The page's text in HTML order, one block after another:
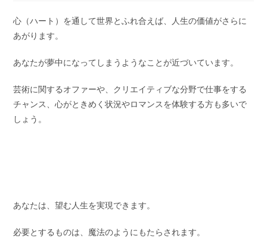
テ
ゴ
リ
心（ハート）を通して世界とふれ合えば、人生の価値がさらに
あがります。
あなたが夢中になってしまうようなことが近づいています。
芸術に関するオファーや、クリエイティブな分野で仕事をする
チャンス、心がときめく状況やロマンスを体験する方も多いで
しょう。
あなたは、望む人生を実現できます。
必要とするものは、魔法のようにもたらされます。